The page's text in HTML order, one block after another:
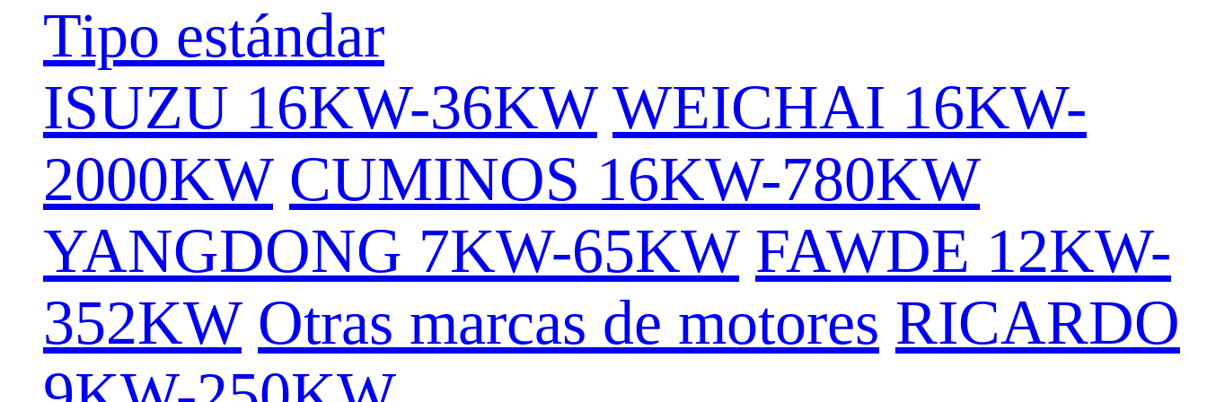
Tipo estándar
ISUZU 16KW-36KW WEICHAI 16KW-
2000KW CUMINOS 16KW-780KW
YANGDONG 7KW-65KW FAWDE 12KW-
352KW Otras marcas de motores RICARDO